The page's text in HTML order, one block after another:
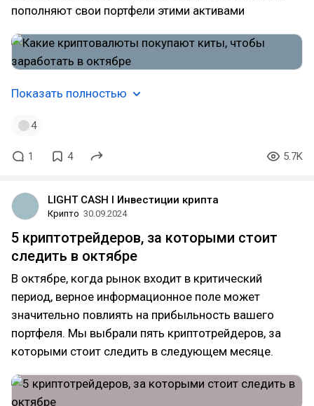
пополняют свои портфели этими активами
Показать полностью
4
1 4 5.7K
LIGHT CASH l Инвестиции крипта
Крипто 30.09.2024
5 криптотрейдеров, за которыми стоит
следить в октябре
В октябре, когда рынок входит в критический
период, верное информационное поле может
значительно повлиять на прибыльность вашего
портфеля. Мы выбрали пять криптотрейдеров, за
которыми стоит следить в следующем месяце.